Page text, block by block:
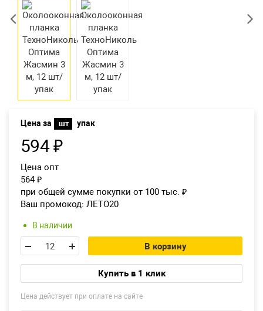
Цена за шт упак
594₽
Цена опт
564 ₽
при общей сумме покупки от 100 тыс. ₽
Ваш промокод: ЛЕТО20
В наличии
В корзину
Купить в 1 клик
Цена действует при оплате на сайте
Екатеринбург